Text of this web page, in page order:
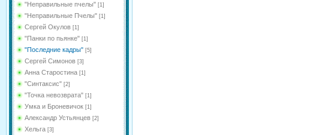
"Неправильные пчелы" [1]
"Неправильные Пчелы" [1]
Сергей Окулов [1]
"Панки по пьянке" [1]
"Последние кадры" [5]
Сергей Симонов [3]
Анна Старостина [1]
"Синтаксис" [2]
"Точка невозврата" [1]
Умка и Броневичок [1]
Александр Устьянцев [2]
Хельга [3]